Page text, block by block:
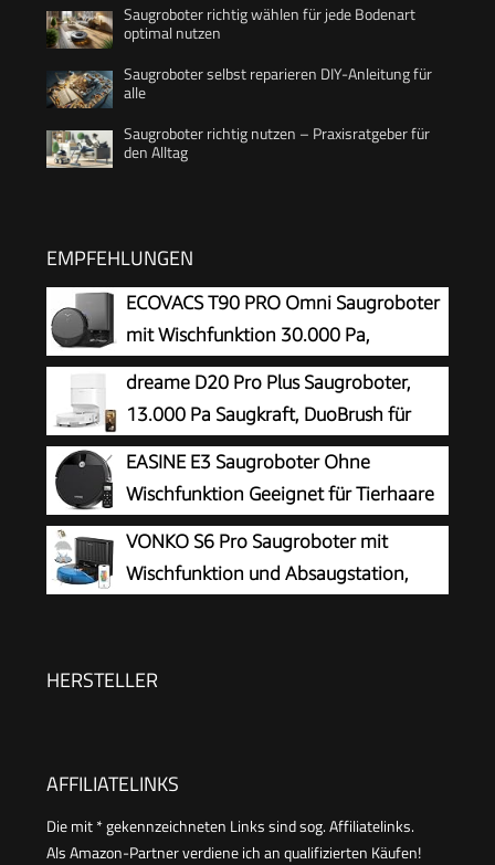
Saugroboter richtig wählen für jede Bodenart
optimal nutzen
Saugroboter selbst reparieren DIY-Anleitung für
alle
Saugroboter richtig nutzen – Praxisratgeber für
den Alltag
EMPFEHLUNGEN
ECOVACS T90 PRO Omni Saugroboter
mit Wischfunktion 30.000 Pa,
PowerBoost
dreame D20 Pro Plus Saugroboter,
13.000 Pa Saugkraft, DuoBrush für
Tierhaare, Eckenrein, Selbstentl,
Hindernisverm. m. LDS-Navigation & Laser,
saugt und wischt, Hartböden & Teppiche, 5.200
mAh Akku
EASINE E3 Saugroboter Ohne
Wischfunktion Geeignet für Tierhaare
Hartböden
VONKO S6 Pro Saugroboter mit
Wischfunktion und Absaugstation,
Min.Laufzeit,Teppicherkennung,App/Alexa,Ideal
HERSTELLER
AFFILIATELINKS
Die mit * gekennzeichneten Links sind sog. Affiliatelinks.
Als Amazon-Partner verdiene ich an qualifizierten Käufen!